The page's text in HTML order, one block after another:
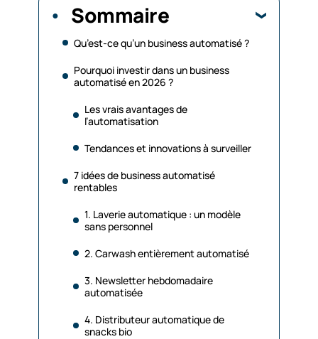
Sommaire
Qu’est-ce qu’un business automatisé ?
Pourquoi investir dans un business
automatisé en 2026 ?
Les vrais avantages de
l’automatisation
Tendances et innovations à surveiller
7 idées de business automatisé
rentables
1. Laverie automatique : un modèle
sans personnel
2. Carwash entièrement automatisé
3. Newsletter hebdomadaire
automatisée
4. Distributeur automatique de
snacks bio